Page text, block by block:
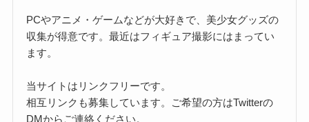
PCやアニメ・ゲームなどが大好きで、美少女グッズの
収集が得意です。最近はフィギュア撮影にはまってい
ます。
当サイトはリンクフリーです。
相互リンクも募集しています。ご希望の方はTwitterの
DMからご連絡ください。